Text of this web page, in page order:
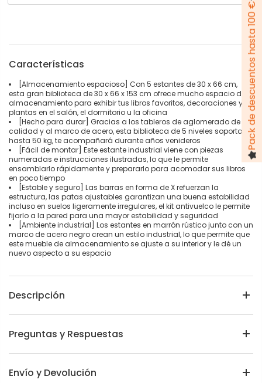
Características
[Almacenamiento espacioso] Con 5 estantes de 30 x 66 cm,
esta gran biblioteca de 30 x 66 x 153 cm ofrece mucho espacio de
almacenamiento para exhibir tus libros favoritos, decoraciones y
plantas en el salón, el dormitorio u la oficina
[Hecho para durar] Gracias a los tableros de aglomerado de
calidad y al marco de acero, esta biblioteca de 5 niveles soporta
hasta 50 kg, te acompañará durante años venideros
[Fácil de montar] Este estante industrial viene con piezas
numeradas e instrucciones ilustradas, lo que le permite
ensamblarlo rápidamente y prepararlo para acomodar sus libros
en poco tiempo
[Estable y seguro] Las barras en forma de X refuerzan la
estructura, las patas ajustables garantizan una buena estabilidad
incluso en suelos ligeramente irregulares, el kit antivuelco le permite
fijarlo a la pared para una mayor estabilidad y seguridad
[Ambiente industrial] Los estantes en marrón rústico junto con un
marco de acero negro crean un estilo industrial, lo que permite que
este mueble de almacenamiento se ajuste a su interior y le dé un
nuevo aspecto a su espacio
Descripción
Preguntas y Respuestas
Envío y Devolución
Pack de descuentos hasta 100 €